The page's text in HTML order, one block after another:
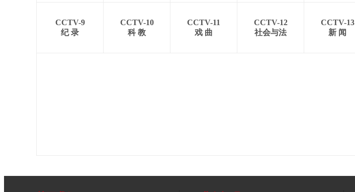
CCTV-9
纪 录
CCTV-10
科 教
CCTV-11
戏 曲
CCTV-12
社会与法
CCTV-13
新 闻